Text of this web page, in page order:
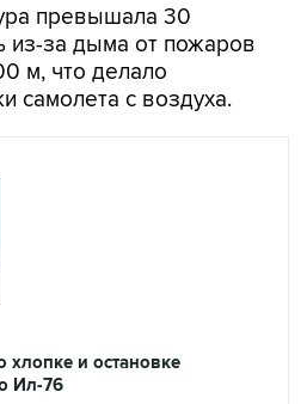
превышала 30
из-за дыма от пожаров
м, что делало
самолета с воздуха.
и остановке
Ил-76